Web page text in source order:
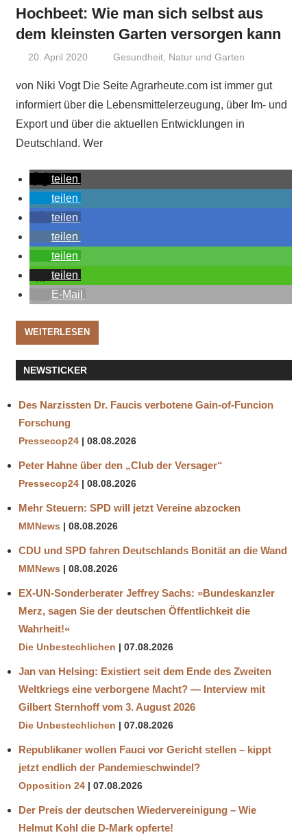
Hochbeet: Wie man sich selbst aus
dem kleinsten Garten versorgen kann
20. April 2020 Niki Vogt
Gesundheit Natur und Garten
von Niki Vogt Die Seite Agrarheute.com ist immer gut
informiert über die Lebensmittelerzeugung, über Im- und
Export und über die aktuellen Entwicklungen in
Deutschland. Wer
teilen
teilen
teilen
teilen
teilen
teilen
E-Mail
WEITERLESEN
NEWSTICKER
Des Narzissten Dr. Faucis verbotene Gain-of-Funcion
Forschung
Pressecop24 08.08.2026
Peter Hahne über den „Club der Versager“
Pressecop24 08.08.2026
Mehr Steuern: SPD will jetzt Vereine abzocken
MMNews 08.08.2026
CDU und SPD fahren Deutschlands Bonität an die Wand
MMNews 08.08.2026
EX-UN-Sonderberater Jeffrey Sachs: »Bundeskanzler
Merz, sagen Sie der deutschen Öffentlichkeit die
Wahrheit!«
Die Unbestechlichen 07.08.2026
Jan van Helsing: Existiert seit dem Ende des Zweiten
Weltkriegs eine verborgene Macht? — Interview mit
Gilbert Sternhoff vom 3. August 2026
Die Unbestechlichen 07.08.2026
Republikaner wollen Fauci vor Gericht stellen – kippt
jetzt endlich der Pandemieschwindel?
Opposition 24 07.08.2026
Der Preis der deutschen Wiedervereinigung – Wie
Helmut Kohl die D‑Mark opferte!